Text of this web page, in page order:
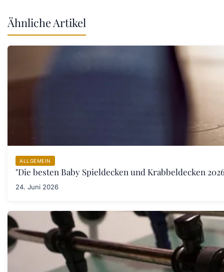
Ähnliche Artikel
ALLGEMEIN
"Die besten Baby Spieldecken und Krabbeldecken
24. Juni 2026